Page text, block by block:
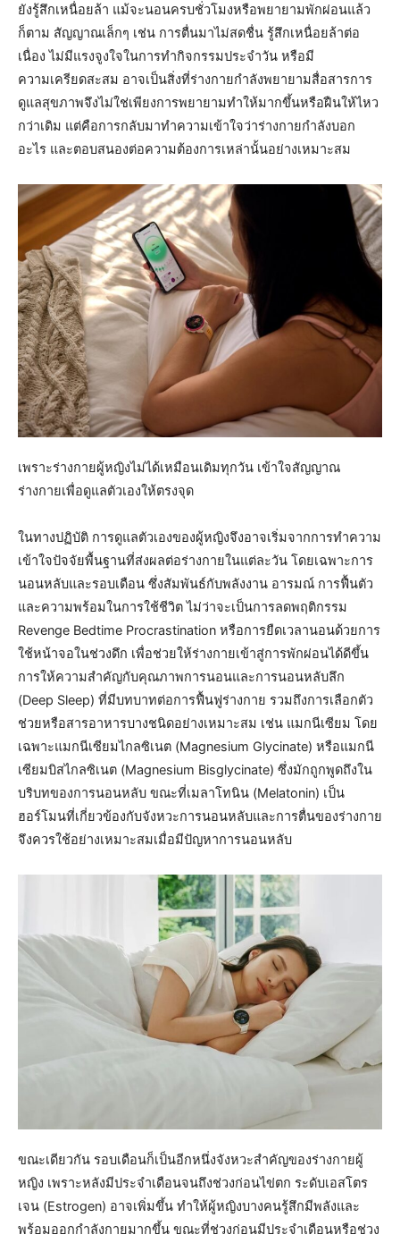
ยังรู้สึกเหนื่อยล้า แม้จะนอนครบชั่วโมงหรือพยายามพักผ่อนแล้ว
ก็ตาม สัญญาณเล็กๆ เช่น การตื่นมาไม่สดชื่น รู้สึกเหนื่อยล้าต่อ
เนื่อง ไม่มีแรงจูงใจในการทำกิจกรรมประจำวัน หรือมี
ความเครียดสะสม อาจเป็นสิ่งที่ร่างกายกำลังพยายามสื่อสารการ
ดูแลสุขภาพจึงไม่ใช่เพียงการพยายามทำให้มากขึ้นหรือฝืนให้ไหว
กว่าเดิม แต่คือการกลับมาทำความเข้าใจว่าร่างกายกำลังบอก
อะไร และตอบสนองต่อความต้องการเหล่านั้นอย่างเหมาะสม
เพราะร่างกายผู้หญิงไม่ได้เหมือนเดิมทุกวัน เข้าใจสัญญาณ
ร่างกายเพื่อดูแลตัวเองให้ตรงจุด
ในทางปฏิบัติ การดูแลตัวเองของผู้หญิงจึงอาจเริ่มจากการทำความ
เข้าใจปัจจัยพื้นฐานที่ส่งผลต่อร่างกายในแต่ละวัน โดยเฉพาะการ
นอนหลับและรอบเดือน ซึ่งสัมพันธ์กับพลังงาน อารมณ์ การฟื้นตัว
และความพร้อมในการใช้ชีวิต ไม่ว่าจะเป็นการลดพฤติกรรม
Revenge Bedtime Procrastination หรือการยืดเวลานอนด้วยการ
ใช้หน้าจอในช่วงดึก เพื่อช่วยให้ร่างกายเข้าสู่การพักผ่อนได้ดีขึ้น
การให้ความสำคัญกับคุณภาพการนอนและการนอนหลับลึก
(Deep Sleep) ที่มีบทบาทต่อการฟื้นฟูร่างกาย รวมถึงการเลือกตัว
ช่วยหรือสารอาหารบางชนิดอย่างเหมาะสม เช่น แมกนีเซียม โดย
เฉพาะแมกนีเซียมไกลซิเนต (Magnesium Glycinate) หรือแมกนี
เซียมบิสไกลซิเนต (Magnesium Bisglycinate) ซึ่งมักถูกพูดถึงใน
บริบทของการนอนหลับ ขณะที่เมลาโทนิน (Melatonin) เป็น
ฮอร์โมนที่เกี่ยวข้องกับจังหวะการนอนหลับและการตื่นของร่างกาย
จึงควรใช้อย่างเหมาะสมเมื่อมีปัญหาการนอนหลับ
ขณะเดียวกัน รอบเดือนก็เป็นอีกหนึ่งจังหวะสำคัญของร่างกายผู้
หญิง เพราะหลังมีประจำเดือนจนถึงช่วงก่อนไข่ตก ระดับเอสโตร
เจน (Estrogen) อาจเพิ่มขึ้น ทำให้ผู้หญิงบางคนรู้สึกมีพลังและ
พร้อมออกกำลังกายมากขึ้น ขณะที่ช่วงก่อนมีประจำเดือนหรือช่วง